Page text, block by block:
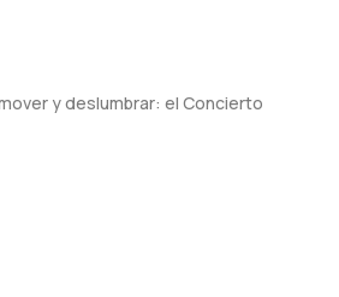
y deslumbrar: el Concierto